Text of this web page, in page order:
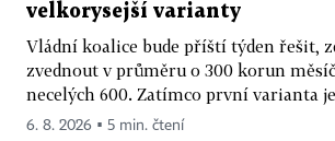
velkorysejší varianty
Vládní koalice bude příští týden řešit,
zvednout v průměru o 300 korun
necelých 600. Zatímco první varianta
6. 8. 2026 ▪ 5 min. čtení